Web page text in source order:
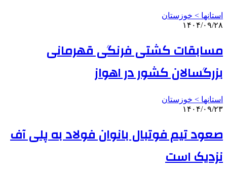
استانها > خوزستان
۱۴۰۴/۰۹/۲۸
مسابقات کشتی فرنگی قهرمانی
بزرگسالان کشور در اهواز
استانها > خوزستان
۱۴۰۴/۰۹/۲۳
صعود تیم فوتبال بانوان فولاد به پلی آف
نزدیک است